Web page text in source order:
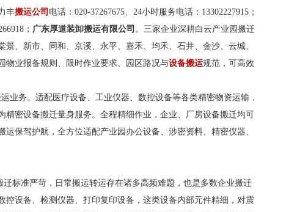
丰搬运公司 电话：020-37267675、24小时服务电话：13302227915；
； 广东厚道装卸搬运有限公司 。三家企业深耕白云产业园搬迁
景、新市、同和、京溪、永平、嘉禾、均禾、石井、金沙、云城、
物业报备规则、限时作业要求、园区路况与设备搬运规范，可高效
业务。适配医疗设备、工业仪器、数控设备等各类精密物资运输，
密设备搬迁量身服务。全程精细作业，企业、厂房设备搬迁均可
保驾护航，全方位适配产业园办公设备、涉密资料、精密仪器、
标准严苛，日常搬运转运存在诸多高频难题，也是多数企业搬迁
设备、检测仪器、打印复印设备，这类设备内部元件精细，对震